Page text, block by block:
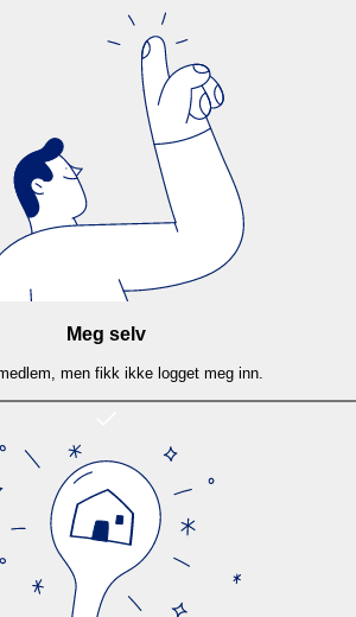
Meg selv
men fikk ikke logget meg inn.